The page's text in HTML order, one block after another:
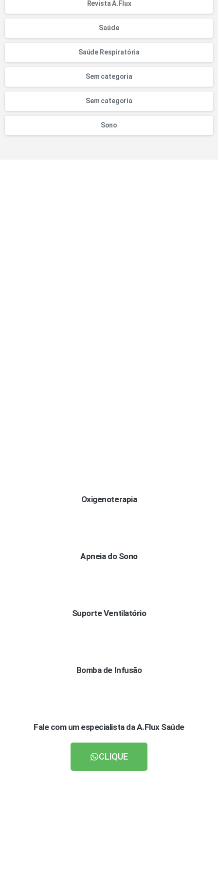
Revista A.Flux
Saúde
Saúde Respiratória
Sem categoria
Sem categoria
Sono
Oxigenoterapia
Apneia do Sono
Suporte Ventilatório
Bomba de Infusão
Fale com um especialista da A.Flux Saúde
CLIQUE